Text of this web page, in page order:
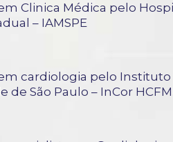
Clinica Médica pelo
– IAMSPE
cardiologia pelo Instituto
de São Paulo – InCor